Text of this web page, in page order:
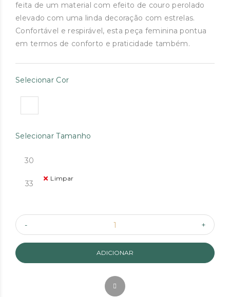
feita de um material com efeito de couro perolado
elevado com uma linda decoração com estrelas.
Confortável e respirável, esta peça feminina pontua
em termos de conforto e praticidade também.
Selecionar Cor
Selecionar Tamanho
30
33
Limpar
ADICIONAR